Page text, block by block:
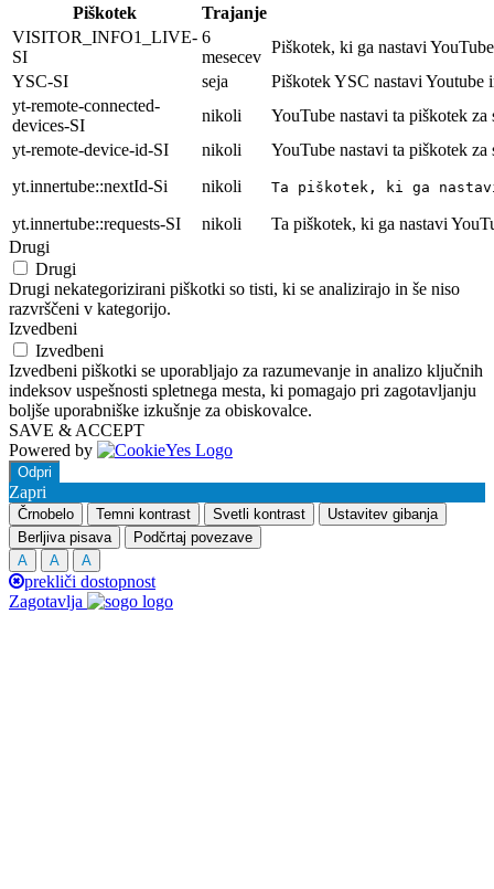
Piškotek
Trajanje
VISITOR_INFO1_LIVE-
SI
6
mesecev
Piškotek, ki ga nastavi
YSC-SI
seja
Piškotek YSC nastavi Youtube
yt-remote-connected-
devices-SI
nikoli
YouTube nastavi ta piškotek
yt-remote-device-id-SI
nikoli
YouTube nastavi ta piškotek
yt.innertube::nextId-Si
nikoli Ta piškotek, ki ga
yt.innertube::requests-SI nikoli
Ta piškotek, ki ga nastavi
Drugi
Drugi
Drugi nekategorizirani piškotki so tisti, ki se analizirajo in še niso
razvrščeni v kategorijo.
Izvedbeni
Izvedbeni
Izvedbeni piškotki se uporabljajo za razumevanje in analizo ključnih
indeksov uspešnosti spletnega mesta, ki pomagajo pri zagotavljanju
boljše uporabniške izkušnje za obiskovalce.
SAVE & ACCEPT
Powered by
Odpri
Zapri
Črnobelo Temni kontrast Svetli kontrast
Ustavitev gibanja
Berljiva pisava
Podčrtaj povezave
A
A A
prekliči dostopnost
Zagotavlja